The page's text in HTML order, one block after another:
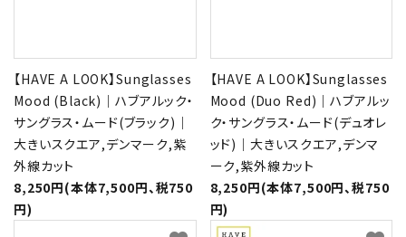
【HAVE A LOOK】Sunglasses
Mood (Black)｜ハブアルック・
サングラス・ムード(ブラック)｜
大きいスクエア,デンマーク,紫
外線カット
8,250円(本体7,500円、税750
円)
【HAVE A LOOK】Sunglasses
Mood (Duo Red)｜ハブアルッ
ク・サングラス・ムード(デュオレ
ッド)｜大きいスクエア,デンマ
ーク,紫外線カット
8,250円(本体7,500円、税750
円)